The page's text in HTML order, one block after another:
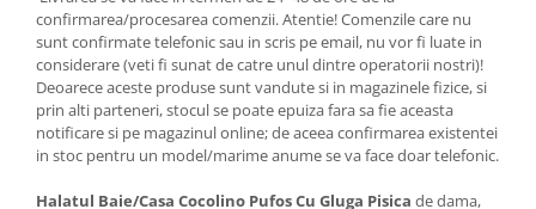
confirmarea/procesarea comenzii. Atentie! Comenzile care nu
sunt confirmate telefonic sau in scris pe email, nu vor fi luate in
considerare (veti fi sunat de catre unul dintre operatorii nostri)!
Deoarece aceste produse sunt vandute si in magazinele fizice, si
prin alti parteneri, stocul se poate epuiza fara sa fie aceasta
notificare si pe magazinul online; de aceea confirmarea existentei
in stoc pentru un model/marime anume se va face doar telefonic.
Halatul Baie/Casa Cocolino Pufos Cu Gluga Pisica de dama,